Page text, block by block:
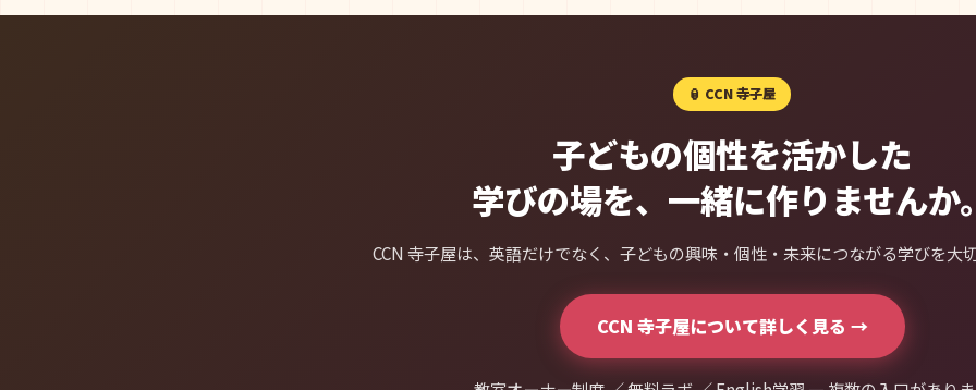
🏮 CCN 寺子屋
子どもの個性を活かした
学びの場を、一緒に作りませんか
CCN 寺子屋は、英語だけでなく、子どもの興味・個性・未来につながる学びを大
CCN 寺子屋について詳しく見る →